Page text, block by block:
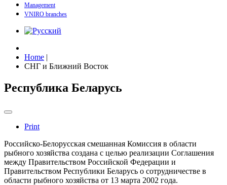
Management
VNIRO branches
Home |
СНГ и Ближний Восток
Республика Беларусь
Print
Российско-Белорусская смешанная Комиссия в области
рыбного хозяйства создана с целью реализации Соглашения
между Правительством Российской Федерации и
Правительством Республики Беларусь о сотрудничестве в
области рыбного хозяйства от 13 марта 2002 года.